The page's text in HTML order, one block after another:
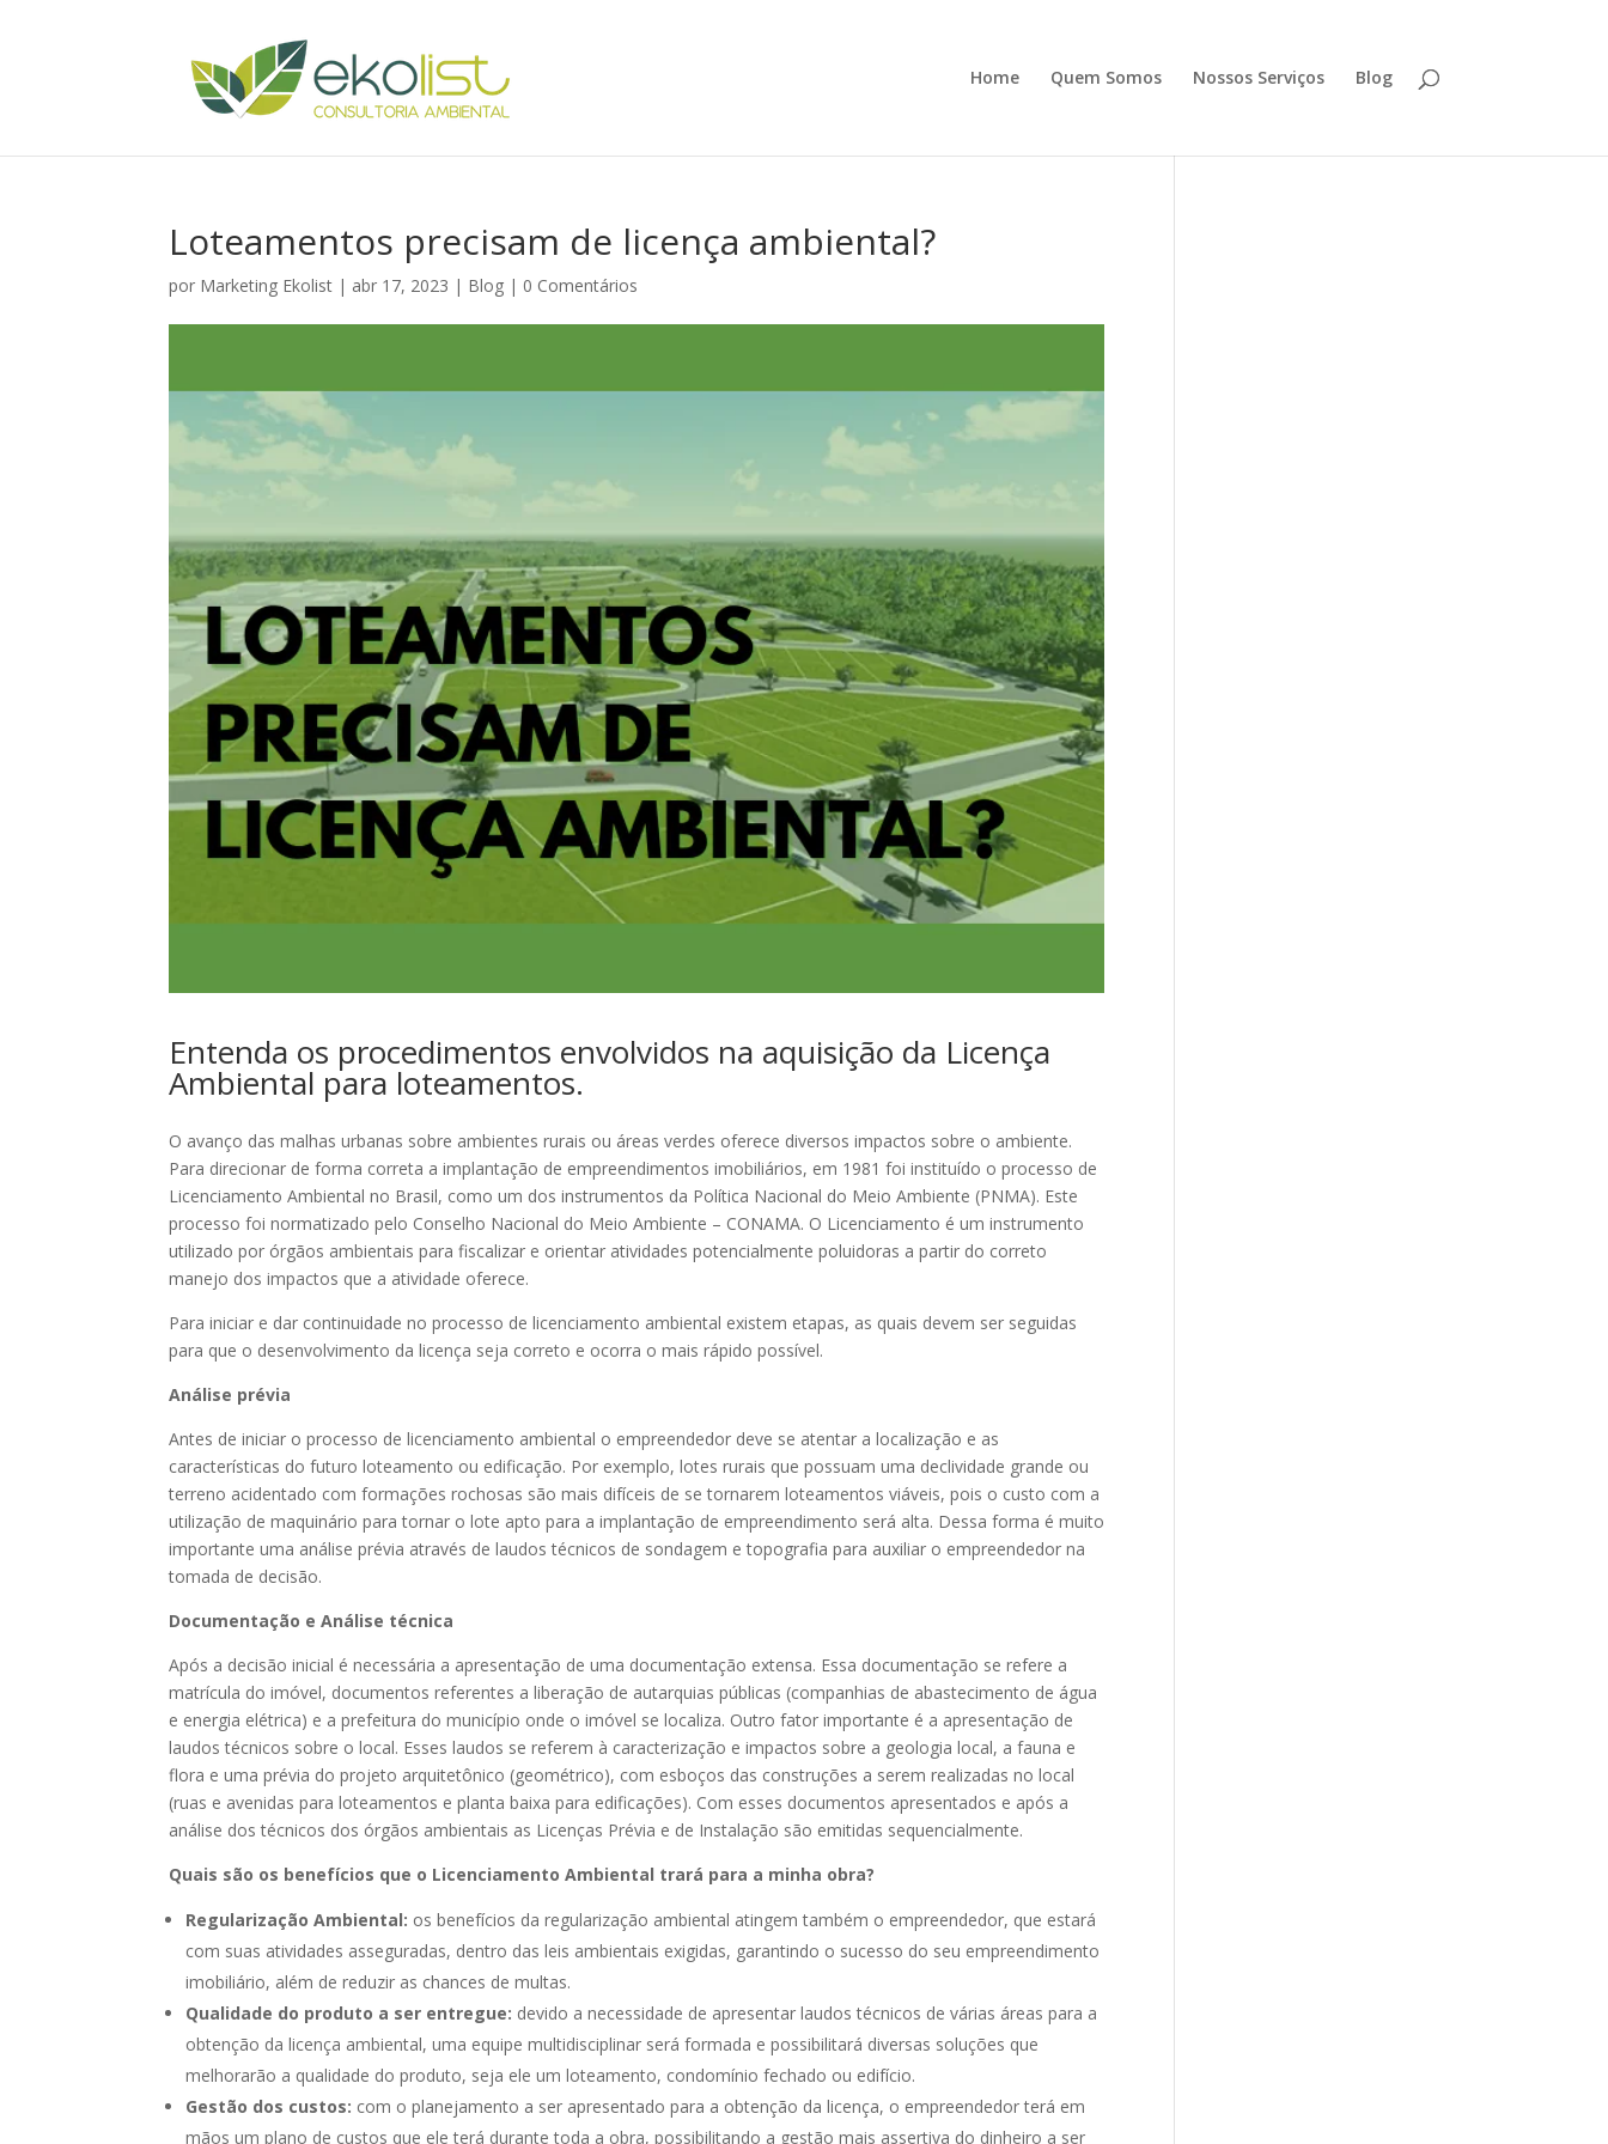
Home Quem Somos Nossos Serviços Blog
Loteamentos precisam de licença ambiental?
por Marketing Ekolist| abr 17, 2023 | Blog| 0 Comentários
Entenda os procedimentos envolvidos na aquisição da Licença
Ambiental para loteamentos.
O avanço das malhas urbanas sobre ambientes rurais ou áreas verdes oferece diversos impactos sobre o ambiente.
Para direcionar de forma correta a implantação de empreendimentos imobiliários, em 1981 foi instituído o processo de
Licenciamento Ambiental no Brasil, como um dos instrumentos da Política Nacional do Meio Ambiente (PNMA). Este
processo foi normatizado pelo Conselho Nacional do Meio Ambiente – CONAMA. O Licenciamento é um instrumento
utilizado por órgãos ambientais para fiscalizar e orientar atividades potencialmente poluidoras a partir do correto
manejo dos impactos que a atividade oferece.
Para iniciar e dar continuidade no processo de licenciamento ambiental existem etapas, as quais devem ser seguidas
para que o desenvolvimento da licença seja correto e ocorra o mais rápido possível.
Análise prévia
Antes de iniciar o processo de licenciamento ambiental o empreendedor deve se atentar a localização e as
características do futuro loteamento ou edificação. Por exemplo, lotes rurais que possuam uma declividade grande ou
terreno acidentado com formações rochosas são mais difíceis de se tornarem loteamentos viáveis, pois o custo com a
utilização de maquinário para tornar o lote apto para a implantação de empreendimento será alta. Dessa forma é muito
importante uma análise prévia através de laudos técnicos de sondagem e topografia para auxiliar o empreendedor na
tomada de decisão.
Documentação e Análise técnica
Após a decisão inicial é necessária a apresentação de uma documentação extensa. Essa documentação se refere a
matrícula do imóvel, documentos referentes a liberação de autarquias públicas (companhias de abastecimento de água
e energia elétrica) e a prefeitura do município onde o imóvel se localiza. Outro fator importante é a apresentação de
laudos técnicos sobre o local. Esses laudos se referem à caracterização e impactos sobre a geologia local, a fauna e
flora e uma prévia do projeto arquitetônico (geométrico), com esboços das construções a serem realizadas no local
(ruas e avenidas para loteamentos e planta baixa para edificações). Com esses documentos apresentados e após a
análise dos técnicos dos órgãos ambientais as Licenças Prévia e de Instalação são emitidas sequencialmente.
Quais são os benefícios que o Licenciamento Ambiental trará para a minha obra?
Regularização Ambiental: os benefícios da regularização ambiental atingem também o empreendedor, que estará
com suas atividades asseguradas, dentro das leis ambientais exigidas, garantindo o sucesso do seu empreendimento
imobiliário, além de reduzir as chances de multas.
Qualidade do produto a ser entregue: devido a necessidade de apresentar laudos técnicos de várias áreas para a
obtenção da licença ambiental, uma equipe multidisciplinar será formada e possibilitará diversas soluções que
melhorarão a qualidade do produto, seja ele um loteamento, condomínio fechado ou edifício.
Gestão dos custos: com o planejamento a ser apresentado para a obtenção da licença, o empreendedor terá em
mãos um plano de custos que ele terá durante toda a obra, possibilitando a gestão mais assertiva do dinheiro a ser